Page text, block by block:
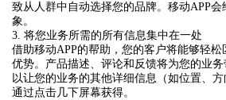
致从人群中自动选择您的品牌。移动APP
象。
3. 将您业务所需的所有信息集中在一处
借助移动APP的帮助，您的客户将能够轻
优势。产品描述、评论和反馈将为您的业
以让您的业务的其他详细信息（如位置、
通过点击几下屏幕获得。